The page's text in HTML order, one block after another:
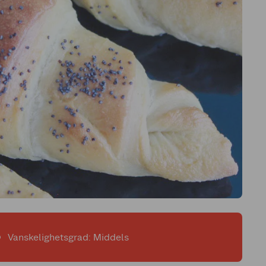
Vanskelighetsgrad: Middels